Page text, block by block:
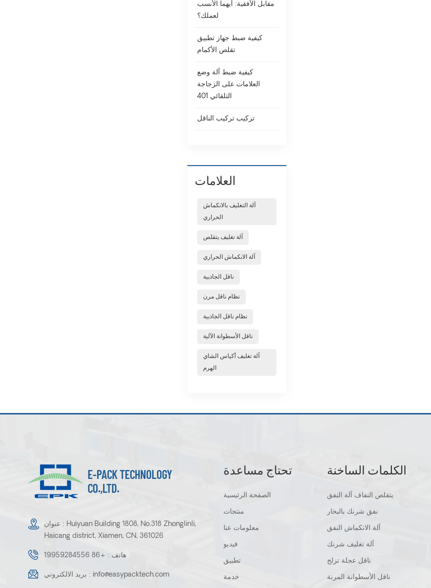
مقابل الأفقية: أيهما الأنسب
لعملك؟
كيفية ضبط جهاز تطبيق
تقلص الأكمام
كيفية ضبط آلة وضع
العلامات على الزجاجة
التلقائي 401
تركيب تركيب الناقل
العلامات
آلة التغليف بالانكماش
الحراري
آلة تغليف يتقلص
آلة الانكماش الحراري
ناقل الجاذبية
نظام ناقل مرن
نظام ناقل الجاذبية
ناقل الأسطوانة الآلية
آلة تغليف أكياس الشاي
الهرم
E-PACK TECHNOLOGY
CO.,LTD.
عنوان : Huiyuan Building 1808, No.318 Zhonglinli,
Haicang district, Xiamen, CN, 361026
هاتف : +86 19959284556
بريد الالكتروني : info@easypacktech.com
تحتاج مساعدة
الصفحة الرئيسية
منتجات
معلومات عنا
فيديو
تطبيق
خدمة
الكلمات الساخنة
يتقلص التفاف آلة النفق
نفق شرنك بالبخار
آلة الانكماش النفق
آلة تغليف شرنك
ناقل عجلة تزلج
ناقل الأسطوانة المرنة